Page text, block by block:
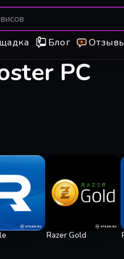
Блог
PC
Razer Gold